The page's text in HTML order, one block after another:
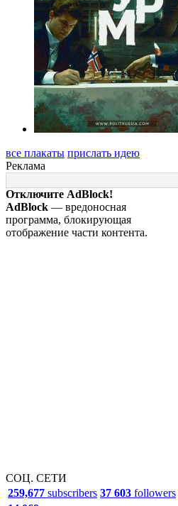
все плакаты прислать идею
Реклама
Отключите AdBlock!
AdBlock — вредоносная
программа, блокирующая
отображение части контента.
СОЦ. СЕТИ
259,677 subscribers 37 603 followers